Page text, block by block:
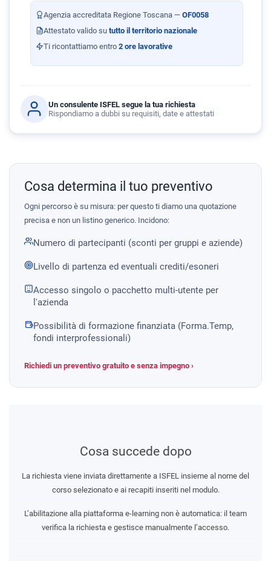
Agenzia accreditata Regione Toscana — OF0058
Attestato valido su tutto il territorio nazionale
Ti ricontattiamo entro 2 ore lavorative
Un consulente ISFEL segue la tua richiesta
Rispondiamo a dubbi su requisiti, date e attestati
Cosa determina il tuo preventivo
Ogni percorso è su misura: per questo ti diamo una quotazione
precisa e non un listino generico. Incidono:
Numero di partecipanti (sconti per gruppi e aziende)
Livello di partenza ed eventuali crediti/esoneri
Accesso singolo o pacchetto multi-utente per
l'azienda
Possibilità di formazione finanziata (Forma.Temp,
fondi interprofessionali)
Richiedi un preventivo gratuito e senza impegno ›
Cosa succede dopo
La richiesta viene inviata direttamente a ISFEL insieme al nome del
corso selezionato e ai recapiti inseriti nel modulo.
L’abilitazione alla piattaforma e-learning non è automatica: il team
verifica la richiesta e gestisce manualmente l’accesso.